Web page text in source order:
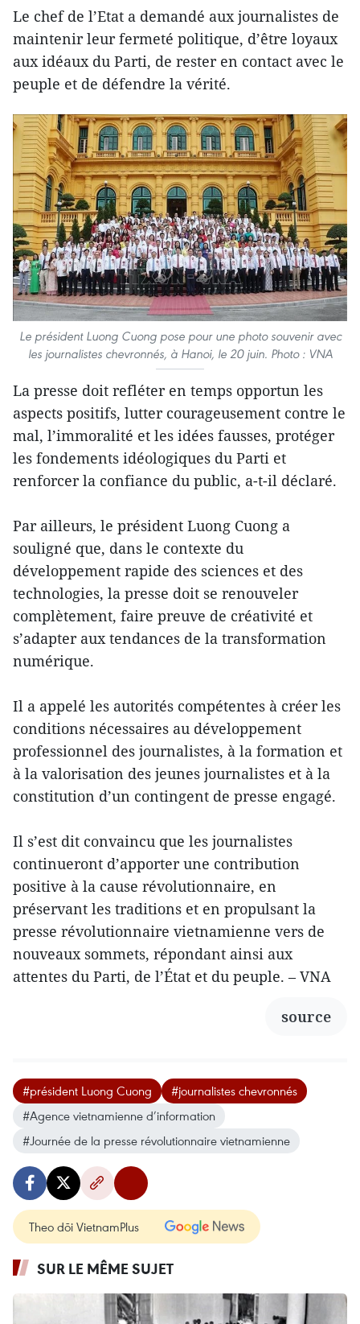
Le chef de l’Etat a demandé aux journalistes de
maintenir leur fermeté politique, d’être loyaux
aux idéaux du Parti, de rester en contact avec le
peuple et de défendre la vérité.
Le président Luong Cuong pose pour une photo souvenir avec
les journalistes chevronnés, à Hanoi, le 20 juin. Photo : VNA
La presse doit refléter en temps opportun les
aspects positifs, lutter courageusement contre le
mal, l’immoralité et les idées fausses, protéger
les fondements idéologiques du Parti et
renforcer la confiance du public, a-t-il déclaré.
Par ailleurs, le président Luong Cuong a
souligné que, dans le contexte du
développement rapide des sciences et des
technologies, la presse doit se renouveler
complètement, faire preuve de créativité et
s’adapter aux tendances de la transformation
numérique.
Il a appelé les autorités compétentes à créer les
conditions nécessaires au développement
professionnel des journalistes, à la formation et
à la valorisation des jeunes journalistes et à la
constitution d’un contingent de presse engagé.
Il s’est dit convaincu que les journalistes
continueront d’apporter une contribution
positive à la cause révolutionnaire, en
préservant les traditions et en propulsant la
presse révolutionnaire vietnamienne vers de
nouveaux sommets, répondant ainsi aux
attentes du Parti, de l’État et du peuple. – VNA
source
#président Luong Cuong
#journalistes chevronnés
#Agence vietnamienne d’information
#Journée de la presse révolutionnaire vietnamienne
Theo dõi VietnamPlus
SUR LE MÊME SUJET